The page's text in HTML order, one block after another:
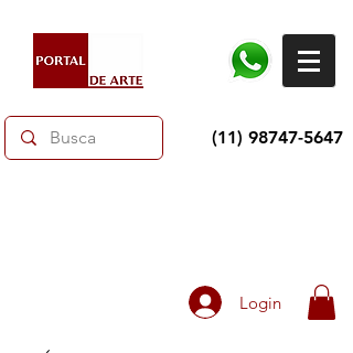
(11) 98747-5647
Login